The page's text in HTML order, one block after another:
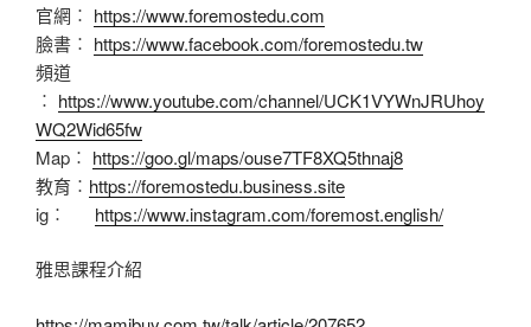
官網︰ https://www.foremostedu.com
臉書︰ https://www.facebook.com/foremostedu.tw
頻道
︰ https://www.youtube.com/channel/UCK1VYWnJRUhoy
WQ2Wid65fw
Map︰ https://goo.gl/maps/ouse7TF8XQ5thnaj8
教育︰ https://foremostedu.business.site
ig︰ https://www.instagram.com/foremost.english/
雅思課程介紹